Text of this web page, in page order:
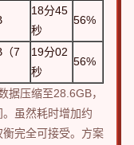
18分45
秒
56%
7
19分02
秒
56%
据压缩至28.6GB，
虽然耗时增加约
完全可接受。方案